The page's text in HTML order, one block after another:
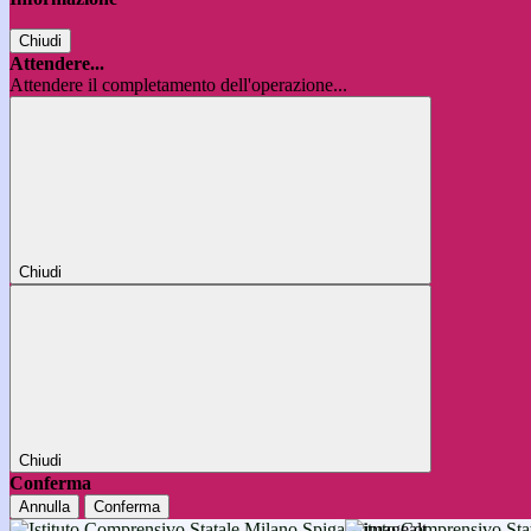
Chiudi
Attendere...
Attendere il completamento dell'operazione...
Chiudi
Chiudi
Conferma
Annulla Conferma